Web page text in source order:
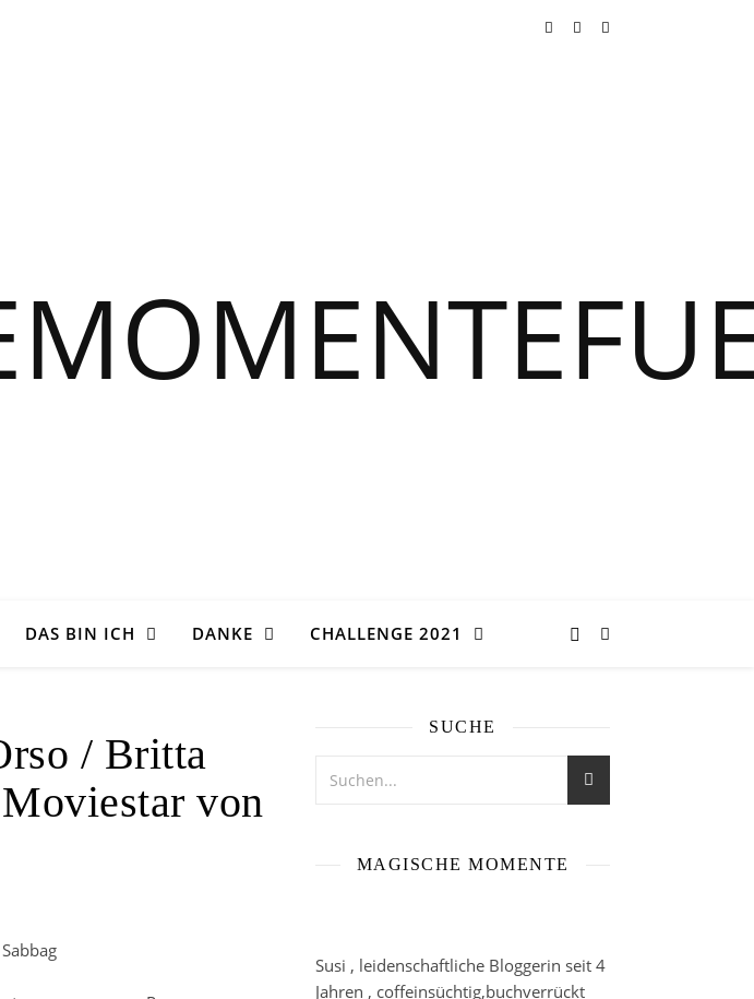
DAS BIN ICH DANKE CHALLENGE 2021
/ Britta
von
SUCHE
MAGISCHE MOMENTE
Susi , leidenschaftliche Bloggerin seit 4
Jahren , coffeinsüchtig,buchverrückt